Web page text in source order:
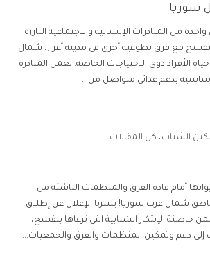
سوريا
من المبادرات الإنسانية والاجتماعية البارزة
مع فرق تطوعية أخرى في مدينة أعزاز، شمال
الأفراد ذوي الاحتياجات الخاصة. تعمل المبادرة
بدعم غذائي متواصل من...
الشباب، كل المقالات
أمام قادة الفرق والمنظمات الناشئة من
شمال غرب سوريا! يسرنا الإعلان عن إطلاق
حاضنة الإبتكار الشبابية التي ترعاها بنفسج،
دعم وتمكين المنظمات والفرق والجمعيات...